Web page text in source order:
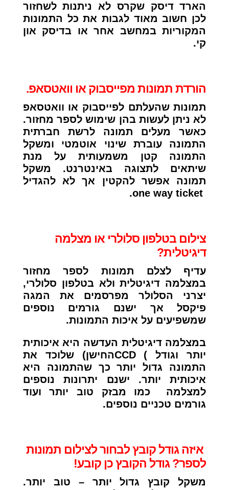
הארד דיסק שקרס לא ניתנות לשחזור
לכן חשוב מאוד לגבות את כל התמונות
המקוריות במחשב אחר או בדיסק און
קי.
הורדת תמונות מפייסבוק או וואטסאפ.
תמונות שהעלתם לפייסבוק או וואטסאפ
לא ניתן לעשות בהן שימוש לספר מחזור.
כאשר מעלים תמונה לרשת חברתית
התמונה עוברת שינוי אוטמטי ומשקל
התמונה קטן משמעותית על מנת
שיתאים לתצוגה באינטרנט. משקל
תמונה אפשר להקטין אך לא להגדיל
צילום בטלפון סלולרי או מצלמה
דיגיטלית?
עדיף לצלם תמונות לספר מחזור
במצלמה דיגיטלית ולא בטלפון סלולרי,
יצרני הסלולר מפרסמים את המגה
פיקסל אך ישנם גורמים נוספים
שמשפיעים על איכות התמונות.
במצלמה דיגיטלית העדשה היא איכותית
יותר וגודל ) CCDהחישן) שלוכד את
התמונה גדול יותר כך שהתמונה היא
איכותית יותר. ישנם יתרונות נוספים
למצלמה כמו מבזק טוב יותר ועוד
גורמים טכניים נוספים.
איזה גודל קובץ לבחור לצילום תמונות
לספר? גודל הקובץ כן קובע!
משקל קובץ גדול יותר – טוב יותר.